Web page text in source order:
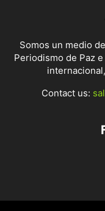
Somos un medio
Periodismo de Paz
Contact us: